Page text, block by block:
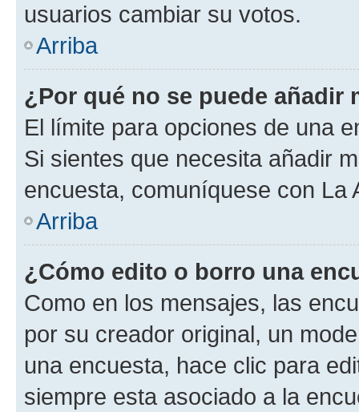
usuarios cambiar su votos.
Arriba
¿Por qué no se puede añadir
El límite para opciones de una
Si sientes que necesita añadir
encuesta, comuníquese con La
Arriba
¿Cómo edito o borro una
Como en los mensajes, las
por su creador original, un
una encuesta, hace clic para
siempre esta asociado a la